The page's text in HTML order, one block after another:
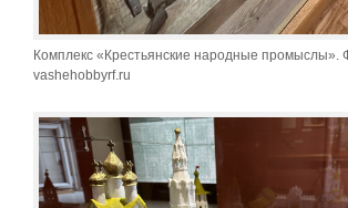
Комплекс «Крестьянские народные промыслы».
vashehobbyrf.ru